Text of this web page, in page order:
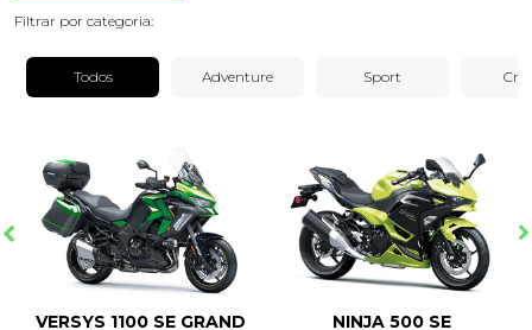
Filtrar por categoria:
Todos Adventure Sport
VERSYS 1100 SE GRAND
NINJA 500 SE